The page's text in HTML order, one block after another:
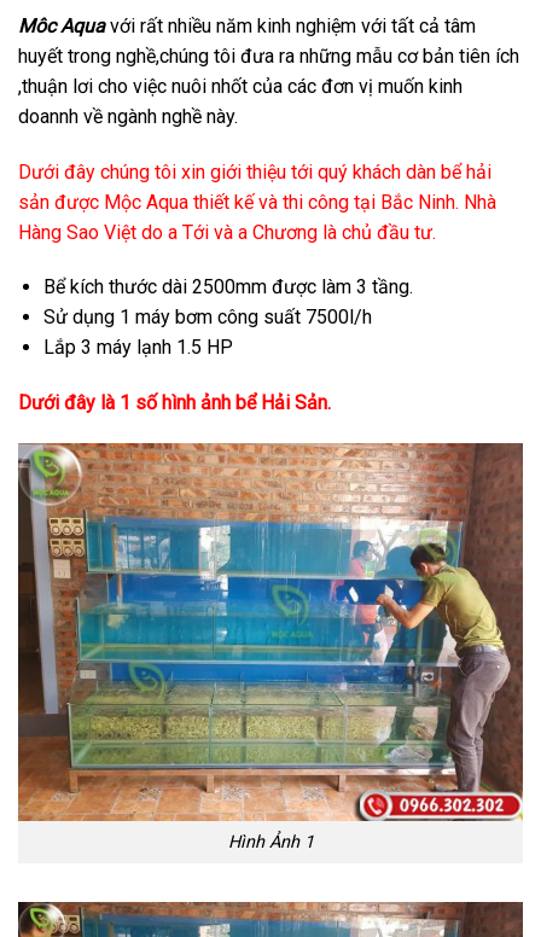
Môc Aquavới rất nhiều năm kinh nghiệm với tất cả tâm
huyết trong nghề,chúng tôi đưa ra những mẫu cơ bản tiên ích
,thuận lơi cho việc nuôi nhốt của các đơn vị muốn kinh
doannh về ngành nghề này.
Dưới đây chúng tôi xin giới thiệu tới quý khách dàn bể hải
sản được Mộc Aqua thiết kế và thi công tại Bắc Ninh. Nhà
Hàng Sao Việt do a Tới và a Chương là chủ đầu tư.
Bể kích thước dài 2500mm được làm 3 tầng.
Sử dụng 1 máy bơm công suất 7500l/h
Lắp 3 máy lạnh 1.5 HP
Dưới đây là 1 số hình ảnh bể Hải Sản.
Hình Ảnh 1